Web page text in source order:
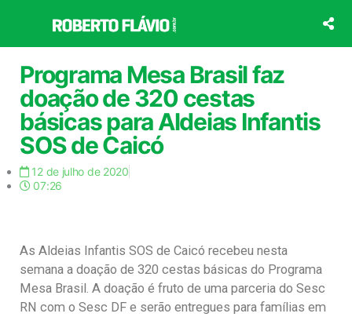
o
conteúdo
Programa Mesa Brasil faz
doação de 320 cestas
básicas para Aldeias Infantis
SOS de Caicó
12 de julho de 2020
07:26
As Aldeias Infantis SOS de Caicó recebeu nesta
semana a doação de 320 cestas básicas do Programa
Mesa Brasil. A doação é fruto de uma parceria do Sesc
RN com o Sesc DF e serão entregues para famílias em